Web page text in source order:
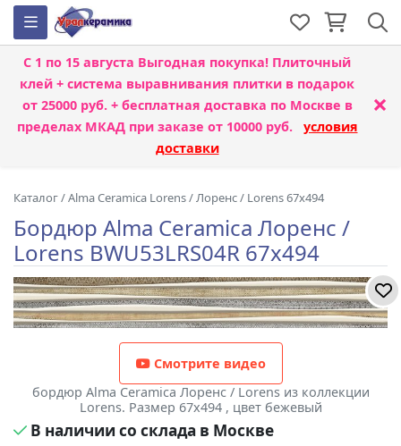
С 1 по 15 августа Выгодная покупка! Плиточный
клей + система выравнивания плитки в подарок
от 25000 руб. + бесплатная доставка по Москве в
пределах МКАД при заказе от 10000 руб. условия
доставки
×
Каталог/Alma Ceramica Lorens/Лоренс / Lorens 67x494
Бордюр Alma Ceramica Лоренс /
Lorens BWU53LRS04R 67x494
Смотрите видео
бордюр Alma Ceramica Лоренс / Lorens из коллекции
Lorens. Размер 67x494 , цвет бежевый
В наличии со склада в Москве